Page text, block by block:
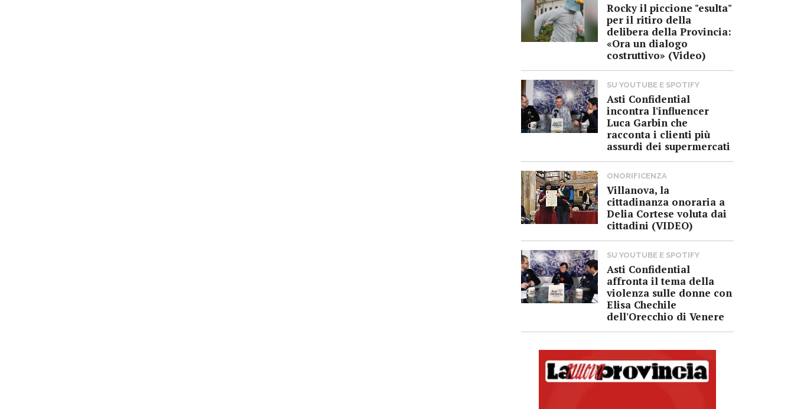
Rocky il piccione "esulta"
per il ritiro della
delibera della Provincia:
«Ora un dialogo
costruttivo» (Video)
SU YOUTUBE E SPOTIFY
Asti Confidential
incontra l'influencer
Luca Garbin che
racconta i clienti più
assurdi dei supermercati
ONORIFICENZA
Villanova, la
cittadinanza onoraria a
Delia Cortese voluta dai
cittadini (VIDEO)
SU YOUTUBE E SPOTIFY
Asti Confidential
affronta il tema della
violenza sulle donne con
Elisa Chechile
dell'Orecchio di Venere